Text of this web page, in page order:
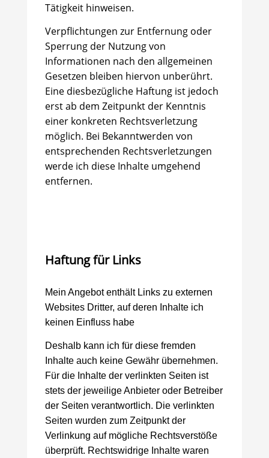
Tätigkeit hinweisen.
Verpflichtungen zur Entfernung oder
Sperrung der Nutzung von
Informationen nach den allgemeinen
Gesetzen bleiben hiervon unberührt.
Eine diesbezügliche Haftung ist jedoch
erst ab dem Zeitpunkt der Kenntnis
einer konkreten Rechtsverletzung
möglich. Bei Bekanntwerden von
entsprechenden Rechtsverletzungen
werde ich diese Inhalte umgehend
entfernen.
Haftung für Links
Mein Angebot enthält Links zu externen
Websites Dritter, auf deren Inhalte ich
keinen Einfluss habe
Deshalb kann ich für diese fremden
Inhalte auch keine Gewähr übernehmen.
Für die Inhalte der verlinkten Seiten ist
stets der jeweilige Anbieter oder Betreiber
der Seiten verantwortlich. Die verlinkten
Seiten wurden zum Zeitpunkt der
Verlinkung auf mögliche Rechtsverstöße
überprüft. Rechtswidrige Inhalte waren